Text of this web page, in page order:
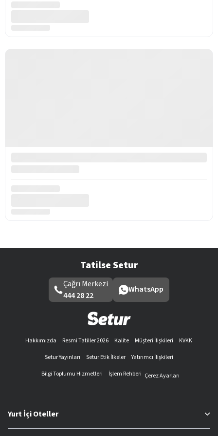
Tatilse Setur
Çağrı Merkezi
444 28 22
WhatsApp
Hakkımızda Resmi Tatiller 2026 Kalite Müşteri İlişkileri
KVKK
Setur Yayınları
Setur Etik İlkeler
Yatırımcı İlişkileri
Bilgi Toplumu Hizmetleri
İşlem Rehberi Çerez Ayarları
Yurt İçi Oteller